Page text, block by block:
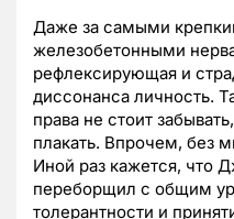
Даже за самыми
железобетонными
рефлексирующая и
диссонанса личность.
права не стоит
плакать. Впрочем, без
Иной раз кажется, что
переборщил с общим
толерантности и